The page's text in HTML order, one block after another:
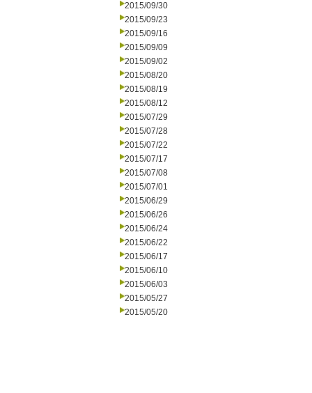
2015/09/30
2015/09/23
2015/09/16
2015/09/09
2015/09/02
2015/08/20
2015/08/19
2015/08/12
2015/07/29
2015/07/28
2015/07/22
2015/07/17
2015/07/08
2015/07/01
2015/06/29
2015/06/26
2015/06/24
2015/06/22
2015/06/17
2015/06/10
2015/06/03
2015/05/27
2015/05/20